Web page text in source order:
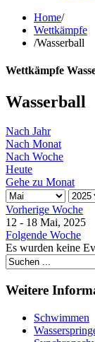
Home/
Wettkämpfe
/Wasserball
Wettkämpfe
Wasserball
Nach Jahr
Nach Monat
Nach Woche
Heute
Gehe zu Monat
Vorherige Woche
12 - 18 Mai, 2025
Folgende Woche
Es wurden keine
Weitere
Schwimmen